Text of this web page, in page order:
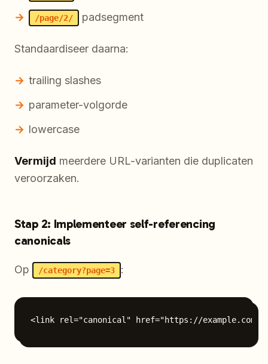
/page/2/ padsegment
Standaardiseer daarna:
trailing slashes
parameter-volgorde
lowercase
Vermijd meerdere URL-varianten die duplicaten
veroorzaken.
Stap 2: Implementeer self-referencing
canonicals
Op /category?page=3 :